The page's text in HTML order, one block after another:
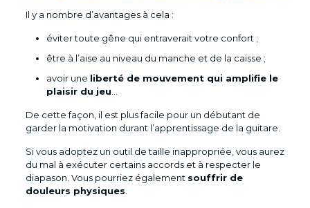
Il y a nombre d’avantages à cela :
éviter toute gêne qui entraverait votre confort ;
être à l’aise au niveau du manche et de la caisse ;
avoir une liberté de mouvement qui amplifie le
plaisir du jeu
De cette façon, il est plus facile pour un débutant de
garder la motivation durant l’apprentissage de la guitare.
Si vous adoptez un outil de taille inappropriée, vous aurez
du mal à exécuter certains accords et à respecter le
diapason. Vous pourriez également souffrir de
douleurs physiques